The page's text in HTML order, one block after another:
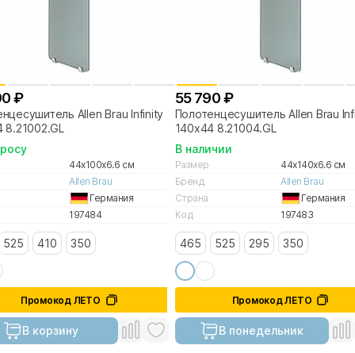
₽
Allen Brau Infinity
8.21002.GL
44x100x6.6 см
Allen Brau
Германия
197484
525 410 350
Промокод ЛЕТО
В корзину
55 790 ₽
Полотенцесушитель Allen Brau
140х44 8.21004.GL
В наличии
Размер
44x140x6.6 см
Бренд
Allen Brau
Страна
Германия
Код
197483
465 525 295 350
Промокод ЛЕТО
В понедельник